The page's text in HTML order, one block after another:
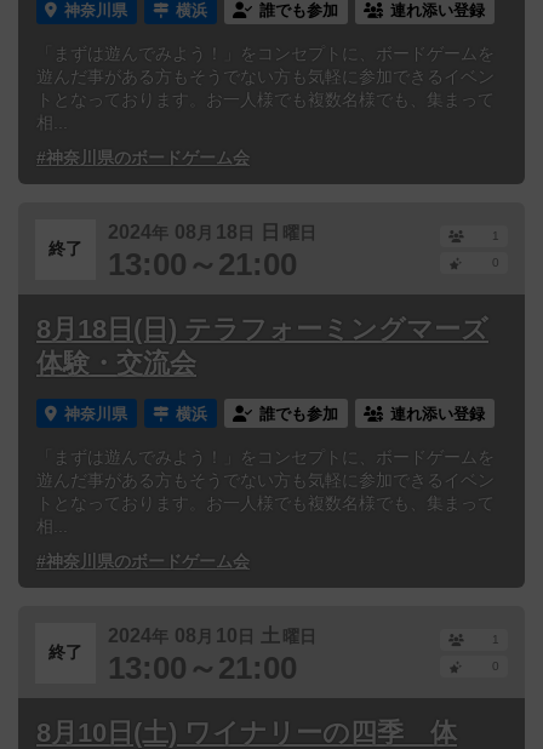
神奈川県 横浜 誰でも参加 連れ添い登録
「まずは遊んでみよう！」をコンセプトに、ボードゲームを
遊んだ事がある方もそうでない方も気軽に参加できるイベン
トとなっております。お一人様でも複数名様でも、集まって
相...
#神奈川県のボードゲーム会
終了
2024年 08 月 18 日 日 曜日
13:00～21:00
1
0
8月18日(日) テラフォーミングマーズ
体験・交流会
神奈川県 横浜 誰でも参加 連れ添い登録
「まずは遊んでみよう！」をコンセプトに、ボードゲームを
遊んだ事がある方もそうでない方も気軽に参加できるイベン
トとなっております。お一人様でも複数名様でも、集まって
相...
#神奈川県のボードゲーム会
終了
2024年 08 月 10 日 土 曜日
13:00～21:00
1
0
8月10日(土) ワイナリーの四季 体